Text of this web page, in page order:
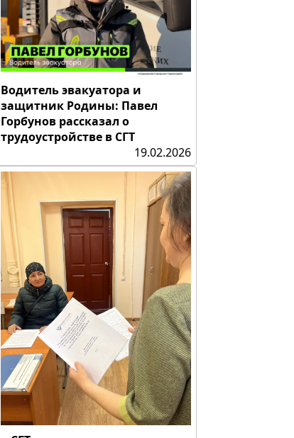
Водитель эвакуатора и
защитник Родины: Павел
Горбунов рассказал о
трудоустройстве в СГТ
19.02.2026